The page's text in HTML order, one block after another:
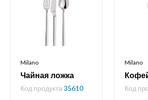
Milano
Чайная ложка
Код продукта35610
Milano
Код